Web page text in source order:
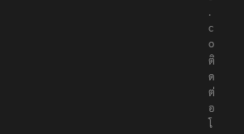
s
.
c
o
ติ
ด
ต่
อ